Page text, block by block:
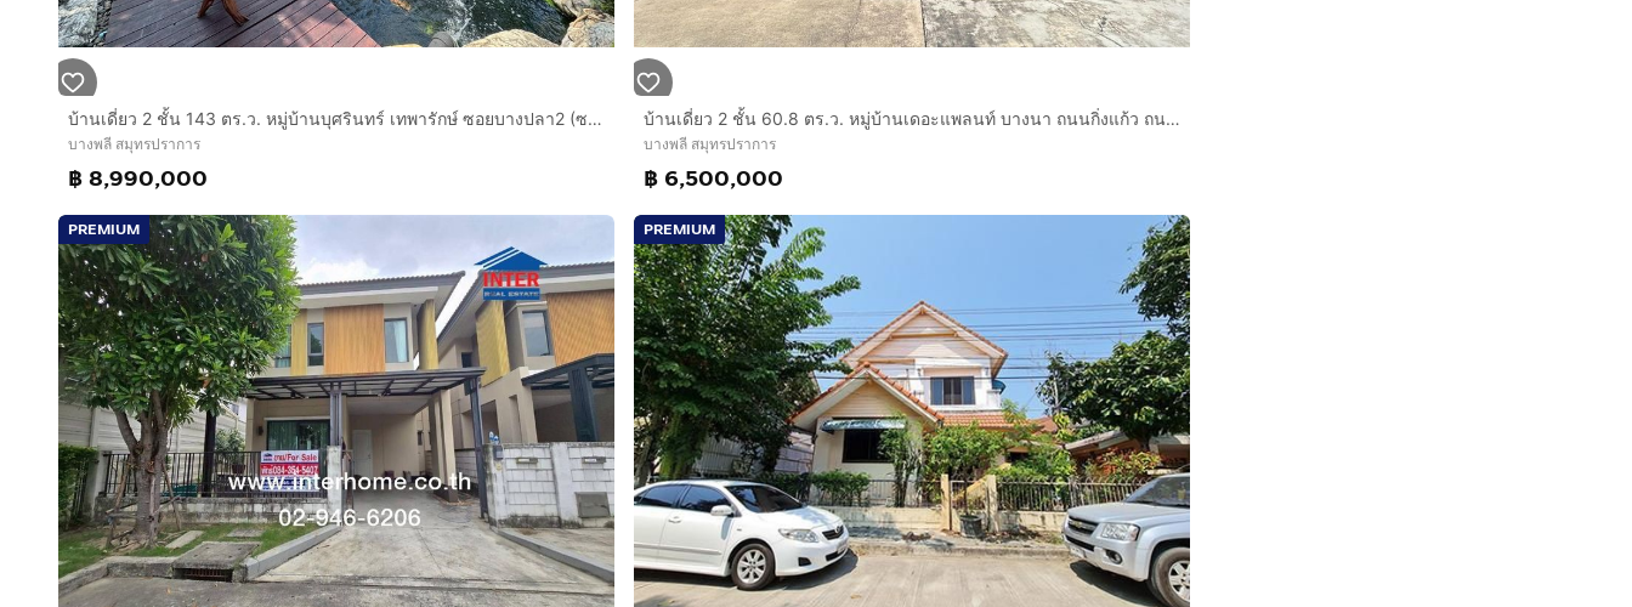
บ้านเดี่ยว 2 ชั้น 143 ตร.ว. หมู่บ้านบุศรินทร์ เทพารักษ์ ซอยบางปลา2 (ซอยธนสิทธิ์) ถนนเทพารักษ์ ใกล้ถนนบางนา-ตราด บางพลี สมุทรปราการ
บางพลี สมุทรปราการ
฿ 8,990,000
บ้านเดี่ยว 2 ชั้น 60.8 ตร.ว. หมู่บ้านเดอะแพลนท์ บางนา ถนนกิ่งแก้ว ถนนบางนา-ตราด บางพลี สมุทรปราการ
บางพลี สมุทรปราการ
฿ 6,500,000
PREMIUM PREMIUM